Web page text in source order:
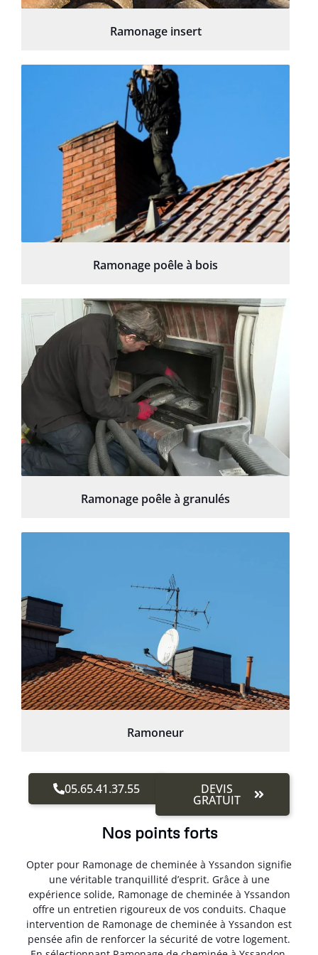
Ramonage insert
Ramonage poêle à bois
Ramonage poêle à granulés
Ramoneur
05.65.41.37.55 DEVIS
GRATUIT
Nos points forts
Opter pour Ramonage de cheminée à Yssandon signifie
une véritable tranquillité d’esprit. Grâce à une
expérience solide, Ramonage de cheminée à Yssandon
offre un entretien rigoureux de vos conduits. Chaque
intervention de Ramonage de cheminée à Yssandon est
pensée afin de renforcer la sécurité de votre logement.